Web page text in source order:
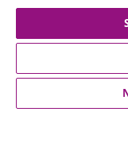
Oddaj zahtevek